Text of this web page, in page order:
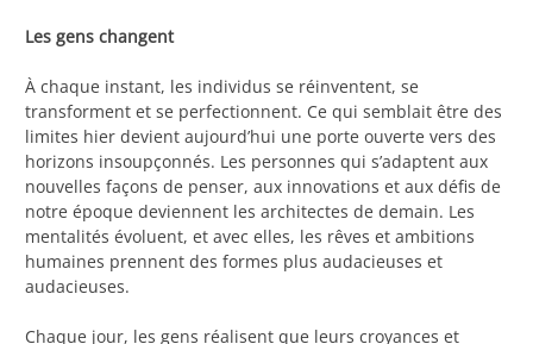
Les gens changent
À chaque instant, les individus se réinventent, se
transforment et se perfectionnent. Ce qui semblait être des
limites hier devient aujourd’hui une porte ouverte vers des
horizons insoupçonnés. Les personnes qui s’adaptent aux
nouvelles façons de penser, aux innovations et aux défis de
notre époque deviennent les architectes de demain. Les
mentalités évoluent, et avec elles, les rêves et ambitions
humaines prennent des formes plus audacieuses et
audacieuses.
Chaque jour, les gens réalisent que leurs croyances et